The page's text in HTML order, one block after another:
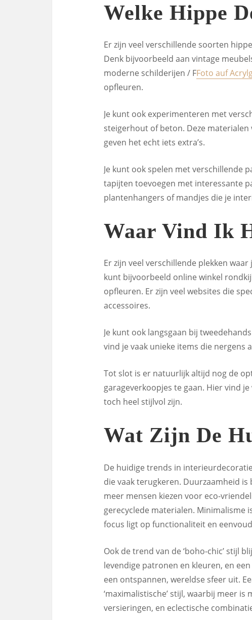
Welke Hippe
Er zijn veel verschillende soorten
Denk bijvoorbeeld aan vintage
moderne schilderijen / FFoto auf
opfleuren.
Je kunt ook experimenteren met
steigerhout of beton. Deze
geven het echt iets extra’s.
Je kunt ook spelen met verschillende
tapijten toevoegen met interessante
plantenhangers of mandjes die je
Waar Vind Ik
Er zijn veel verschillende plekken
kunt bijvoorbeeld online winkel
opfleuren. Er zijn veel websites die
accessoires.
Je kunt ook langsgaan bij
vind je vaak unieke items die nergens
Tot slot is er natuurlijk altijd nog de
garageverkoopjes te gaan. Hier vind
toch heel stijlvol zijn.
Wat Zijn De
De huidige trends in
die vaak terugkeren. Duurzaamheid
meer mensen kiezen voor eco-
gerecyclede materialen. Minimalisme
focus ligt op functionaliteit en
Ook de trend van de ‘boho-chic’ stijl
levendige patronen en kleuren, en
een ontspannen, wereldse sfeer uit.
‘maximalistische’ stijl, waarbij meer
versieringen, en eclectische